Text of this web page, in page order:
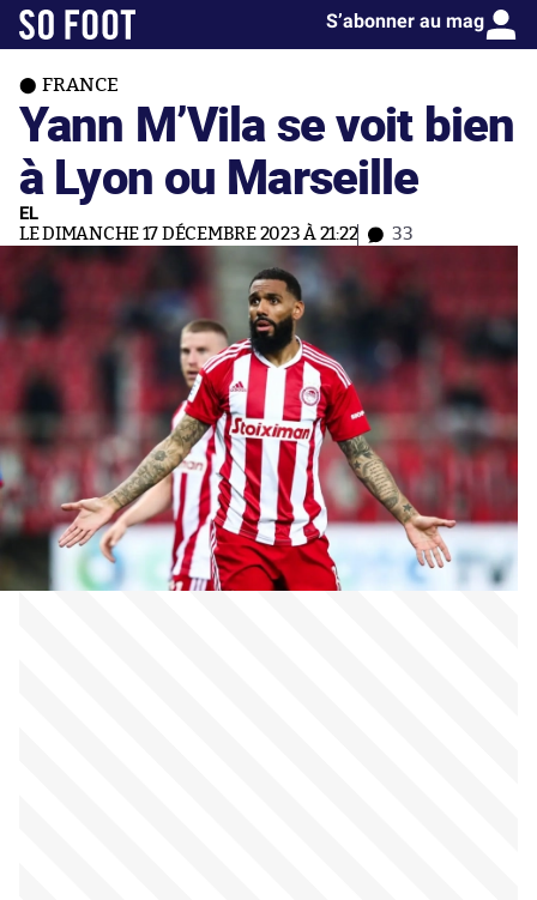
S’abonner au mag
FRANCE
Yann M’Vila se voit bien
à Lyon ou Marseille
EL
LE DIMANCHE 17 DÉCEMBRE 2023 À 21:22 33